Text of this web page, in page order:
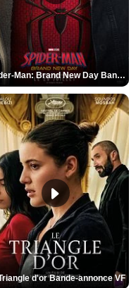
Spider-Man: Brand New Day Bande-annonce VO STFR
d'or Bande-annonce VF